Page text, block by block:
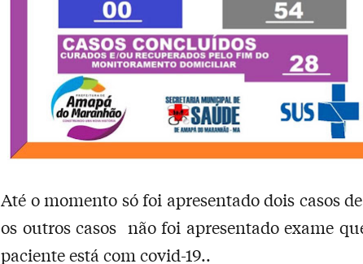
Até o momento só foi apresentado dois casos
os outros casos não foi apresentado exame
paciente está com covid-19..